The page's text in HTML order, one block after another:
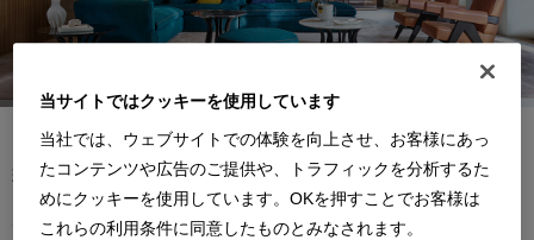
現代を代表する建築家やデザイナーとのコラボレーションによるコ
レクション。
デザイナーの創造性はもとより、そのデザインを支える職人技や素
当サイトではクッキーを使用しています
当社では、ウェブサイトでの体験を向上させ、お客様にあっ
たコンテンツや広告のご提供や、トラフィックを分析するた
めにクッキーを使用しています。OKを押すことでお客様は
これらの利用条件に同意したものとみなされます。